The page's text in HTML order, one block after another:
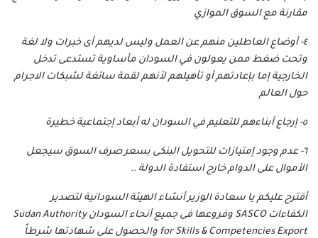
مقارنة مع السوق الموازي
٤- أوضاع العاطلين منهم عن العمل وليس لديهم أى خبرات ولا لغة
وتحت ضغط ممن يعولون في السودان مأساوية تستدعى تدخل
الخارجية إما بإعادتهم أو تأهيلهم لأنهم لقمة سائغة لشبكات الاجرام
حول العالم
٥- إرجاع أبناءهم للتعليم في السودان له أبعاد إجتماعية خطيرة
٦- عدم وجود إمتيازات للتحويل البنكى بسعر صرف السوق سيجعل
الأموال على الدوام خارج استفادة الدولة ..
أقترح عليكم يا سعادة الوزير أنشاء الهيئة السودانية لتصدير
الكفاءات SASCO وفروعها فى جميع أنحاء السودان Sudan Authority
for Skills & Competencies Export والحصول على شهادتها شرطاً